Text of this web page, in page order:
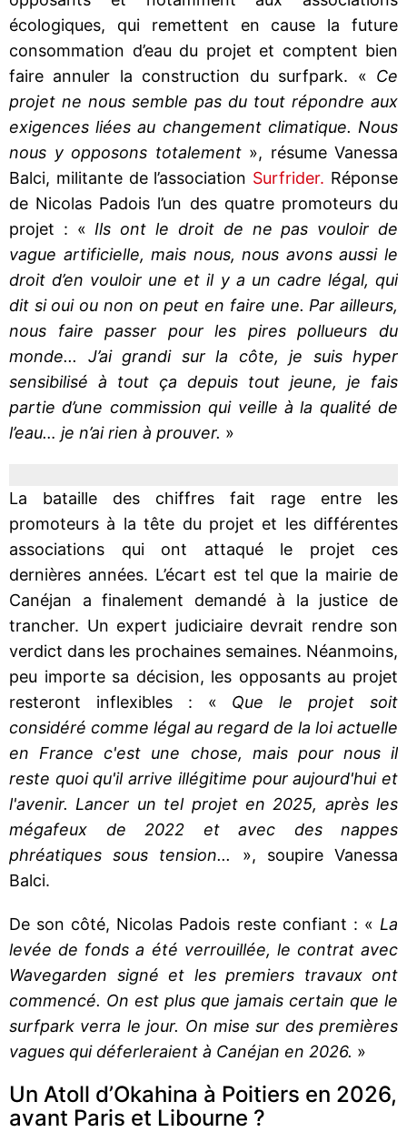
écologiques, qui remettent en cause la future
consommation d’eau du projet et comptent bien
faire annuler la construction du surfpark. « Ce
projet ne nous semble pas du tout répondre aux
exigences liées au changement climatique. Nous
nous y opposons totalement », résume Vanessa
Balci, militante de l’association Surfrider. Réponse
de Nicolas Padois l’un des quatre promoteurs du
projet : « Ils ont le droit de ne pas vouloir de
vague artificielle, mais nous, nous avons aussi le
droit d’en vouloir une et il y a un cadre légal, qui
dit si oui ou non on peut en faire une. Par ailleurs,
nous faire passer pour les pires pollueurs du
monde... J’ai grandi sur la côte, je suis hyper
sensibilisé à tout ça depuis tout jeune, je fais
partie d’une commission qui veille à la qualité de
l’eau… je n’ai rien à prouver. »
La bataille des chiffres fait rage entre les
promoteurs à la tête du projet et les différentes
associations qui ont attaqué le projet ces
dernières années. L’écart est tel que la mairie de
Canéjan a finalement demandé à la justice de
trancher. Un expert judiciaire devrait rendre son
verdict dans les prochaines semaines. Néanmoins,
peu importe sa décision, les opposants au projet
resteront inflexibles : « Que le projet soit
considéré comme légal au regard de la loi actuelle
en France c'est une chose, mais pour nous il
reste quoi qu'il arrive illégitime pour aujourd'hui et
l'avenir. Lancer un tel projet en 2025, après les
mégafeux de 2022 et avec des nappes
phréatiques sous tension... », soupire Vanessa
Balci.
De son côté, Nicolas Padois reste confiant : « La
levée de fonds a été verrouillée, le contrat avec
Wavegarden signé et les premiers travaux ont
commencé. On est plus que jamais certain que le
surfpark verra le jour. On mise sur des premières
vagues qui déferleraient à Canéjan en 2026. »
Un Atoll d’Okahina à Poitiers en 2026,
avant Paris et Libourne ?